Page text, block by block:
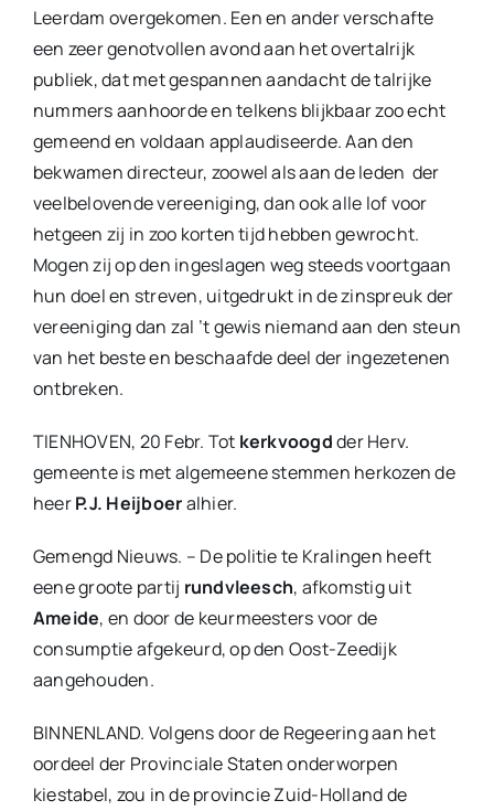
Leerdam overgekomen. Een en ander verschafte
een zeer genotvollen avond aan het overtalrijk
publiek, dat met gespannen aandacht de talrijke
nummers aanhoorde en telkens blijkbaar zoo echt
gemeend en voldaan applaudiseerde. Aan den
bekwamen directeur, zoowel als aan de leden der
veelbelovende vereeniging, dan ook alle lof voor
hetgeen zij in zoo korten tijd hebben gewrocht.
Mogen zij op den ingeslagen weg steeds voortgaan
hun doel en streven, uitgedrukt in de zinspreuk der
vereeniging dan zal ’t gewis niemand aan den steun
van het beste en beschaafde deel der ingezetenen
ontbreken.
TIENHOVEN, 20 Febr. Tot kerkvoogdder Herv.
gemeente is met algemeene stemmen herkozen de
heerP.J. Heijboeralhier.
Gemengd Nieuws. – De politie te Kralingen heeft
eene groote partij rundvleesch, afkomstig uit
Ameide, en door de keurmeesters voor de
consumptie afgekeurd, op den Oost-Zeedijk
aangehouden.
BINNENLAND. Volgens door de Regeering aan het
oordeel der Provinciale Staten onderworpen
kiestabel, zou in de provincie Zuid-Holland de